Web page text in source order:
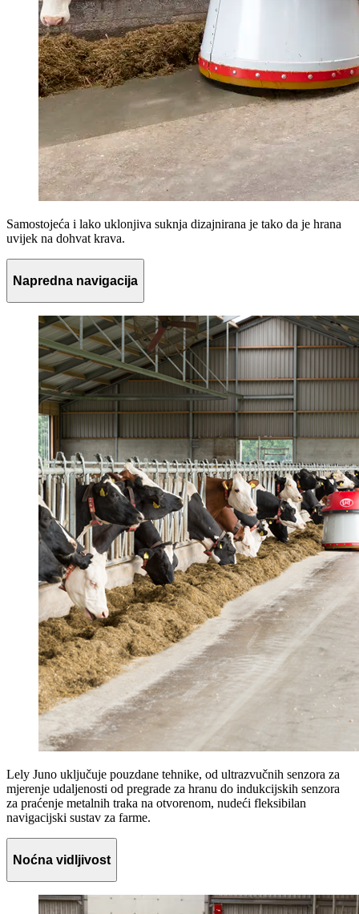
Samostojeća i lako uklonjiva suknja dizajnirana je tako da je hrana
uvijek na dohvat krava.
Napredna navigacija
Lely Juno uključuje pouzdane tehnike, od ultrazvučnih senzora za
mjerenje udaljenosti od pregrade za hranu do indukcijskih senzora
za praćenje metalnih traka na otvorenom, nudeći fleksibilan
navigacijski sustav za farme.
Noćna vidljivost